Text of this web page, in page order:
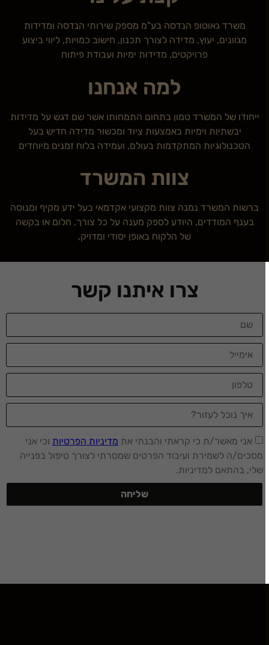
משרד גאוטופ הנדסה בע"מ מספק שירותי הנדסה ומדידות
מגוונים, יעוץ, מדידה לצורך תכנון, חישוב כמויות, ליווי ביצוע
פרויקטים, מדידות ימיות ועבודת פיתוח
למה אנחנו
ייחודו של המשרד טמון בתחום התמחותו אשר שם דגש על מדידות
יבשתיות וימיות באמצעות ציוד ומכשור מדידה חדיש בעל
הטכנולוגיות המתקדמות בעולם, ועמידה בלוח זמנים מיוחדים
צוות המשרד
ברשות המשרד נמנה צוות מקצועי אקדמאי בעל ידע מקיף ומנוסה
בענף המודדים, היודע לספק מענה על כל צורך, חלום או בקשה
של הלקוח באופן יסודי ומדויק,
צרו איתנו קשר
אני מאשר/ת כי קראתי והבנתי אתמדיניות הפרטיותוכי אני
מסכים/ה לשמירת ועיבוד הפרטים שמסרתי לצורך טיפול בפנייה
שלי, בהתאם למדיניות.
שליחה